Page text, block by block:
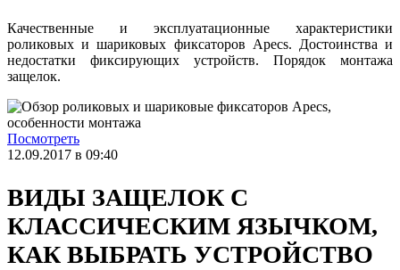
Качественные и эксплуатационные характеристики
роликовых и шариковых фиксаторов Apecs. Достоинства и
недостатки фиксирующих устройств. Порядок монтажа
защелок.
Посмотреть
12.09.2017 в 09:40
ВИДЫ ЗАЩЕЛОК С
КЛАССИЧЕСКИМ ЯЗЫЧКОМ,
КАК ВЫБРАТЬ УСТРОЙСТВО